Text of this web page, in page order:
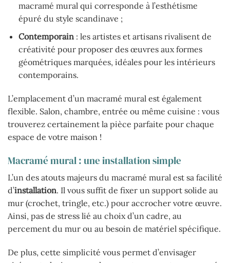
macramé mural qui corresponde à l’esthétisme
épuré du style scandinave ;
Contemporain: les artistes et artisans rivalisent de
créativité pour proposer des œuvres aux formes
géométriques marquées, idéales pour les intérieurs
contemporains.
L’emplacement d’un macramé mural est également
flexible. Salon, chambre, entrée ou même cuisine : vous
trouverez certainement la pièce parfaite pour chaque
espace de votre maison !
Macramé mural : une installation simple
L’un des atouts majeurs du macramé mural est sa facilité
d’installation. Il vous suffit de fixer un support solide au
mur (crochet, tringle, etc.) pour accrocher votre œuvre.
Ainsi, pas de stress lié au choix d’un cadre, au
percement du mur ou au besoin de matériel spécifique.
De plus, cette simplicité vous permet d’envisager